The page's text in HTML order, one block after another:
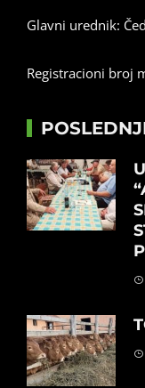
Glavni urednik:
Registracioni broj